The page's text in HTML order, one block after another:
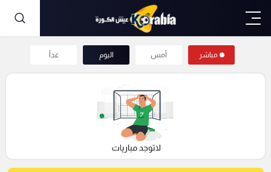
مباشر أمس اليوم غداً